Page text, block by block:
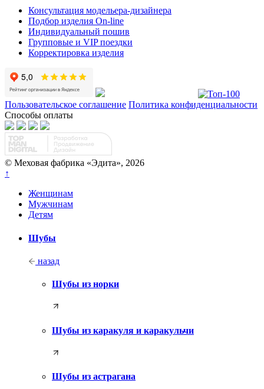
Консультация модельера-дизайнера
Подбор изделия On-line
Индивидуальный пошив
Групповые и VIP поездки
Корректировка изделия
Пользовательское соглашение Политика конфиденциальности
Способы оплаты
© Меховая фабрика «Эдита», 2026
↑
Женщинам
Мужчинам
Детям
Шубы
назад
Шубы из норки
Шубы из каракуля и каракульчи
Шубы из астрагана